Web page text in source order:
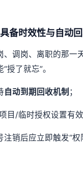
备时效性与自动
、调岗、离职的那一
授了就忘”。
自动到期回收机制 ；
目/临时授权设置有效
注销后应立即触发“权